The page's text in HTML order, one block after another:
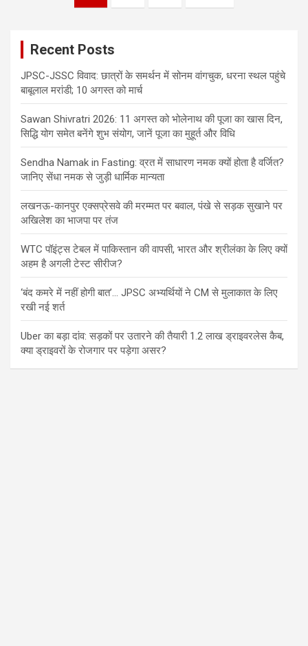
pagination
Recent Posts
JPSC-JSSC विवाद: छात्रों के समर्थन में सोनम वांगचुक, धरना स्थल पहुंचे
बाबूलाल मरांडी; 10 अगस्त को मार्च
Sawan Shivratri 2026: 11 अगस्त को भोलेनाथ की पूजा का खास दिन,
सिद्धि योग समेत बनेंगे शुभ संयोग, जानें पूजा का मुहूर्त और विधि
Sendha Namak in Fasting: व्रत में साधारण नमक क्यों होता है वर्जित?
जानिए सेंधा नमक से जुड़ी धार्मिक मान्यता
लखनऊ-कानपुर एक्सप्रेसवे की मरम्मत पर बवाल, पंखे से सड़क सुखाने पर
अखिलेश का भाजपा पर तंज
WTC पॉइंट्स टेबल में पाकिस्तान की वापसी, भारत और श्रीलंका के लिए क्यों
अहम है अगली टेस्ट सीरीज?
‘बंद कमरे में नहीं होगी बात’… JPSC अभ्यर्थियों ने CM से मुलाकात के लिए
रखी नई शर्त
Uber का बड़ा दांव: सड़कों पर उतारने की तैयारी 1.2 लाख ड्राइवरलेस कैब,
क्या ड्राइवरों के रोजगार पर पड़ेगा असर?